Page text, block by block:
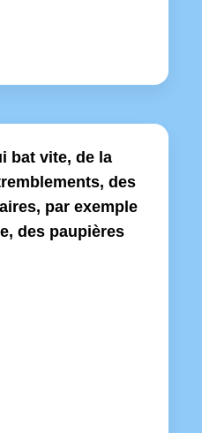
bat vite, de la
des
par exemple
des paupières